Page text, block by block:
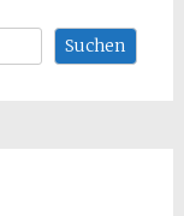
Suchen